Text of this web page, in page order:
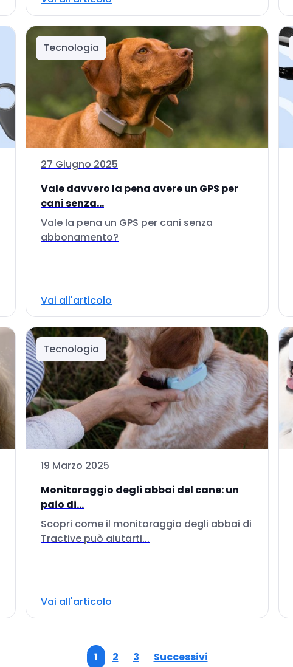
Tecnologia
27 Giugno 2025
Vale davvero la pena avere un GPS per
cani senza...
Vale la pena un GPS per cani senza
abbonamento?
Vai all'articolo
Tecnologia
19 Marzo 2025
Monitoraggio degli abbai del cane: un
paio di...
Scopri come il monitoraggio degli abbai di
Tractive può aiutarti...
Vai all'articolo
1 2 3 Successivi